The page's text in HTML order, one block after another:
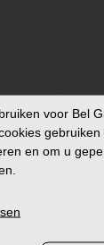
voor Bel
en om u